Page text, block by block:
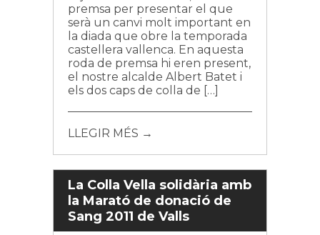
premsa per presentar el que
serà un canvi molt important en
la diada que obre la temporada
castellera vallenca. En aquesta
roda de premsa hi eren present,
el nostre alcalde Albert Batet i
els dos caps de colla de […]
LLEGIR MÉS →
La Colla Vella solidària amb
la Marató de donació de
Sang 2011 de Valls